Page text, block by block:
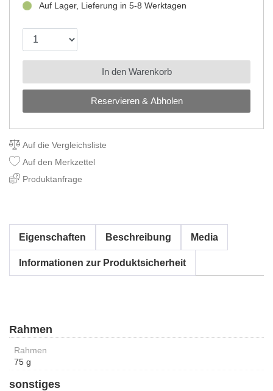
Reservieren & Abholen
Auf Lager, Lieferung in 5-8 Werktagen
In den Warenkorb
Auf die Vergleichsliste
Auf den Merkzettel
Produktanfrage
Eigenschaften Beschreibung Media
Informationen zur Produktsicherheit
Rahmen
Rahmen
75 g
sonstiges